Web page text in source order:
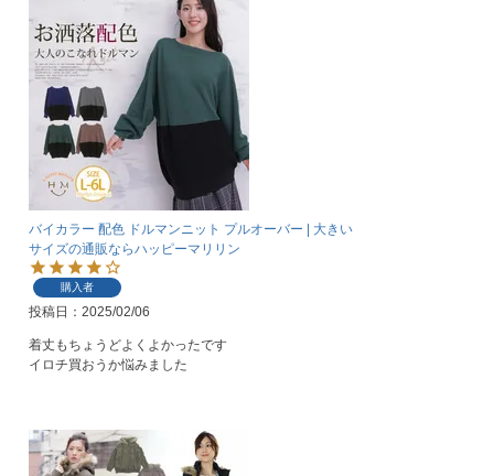
バイカラー 配色 ドルマンニット プルオーバー | 大きい
サイズの通販ならハッピーマリリン
購入者
投稿日 2025/02/06
着丈もちょうどよくよかったです
イロチ買おうか悩みました